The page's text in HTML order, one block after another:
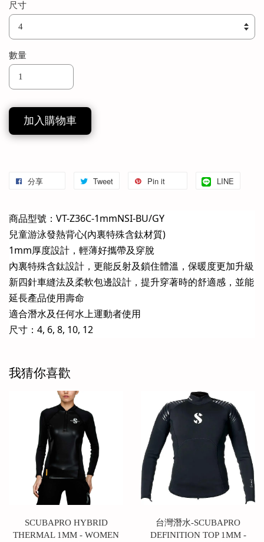
尺寸
數量
加入購物車
分享 Tweet Pin it LINE
商品型號：VT-Z36C-1mmNSI-BU/GY
兒童游泳發熱背心(內裏特殊含鈦材質)
1mm厚度設計，輕薄好攜帶及穿脫
內裏特殊含鈦設計，更能反射及鎖住體溫，保暖度更加升級
新四針車縫法及柔軟包邊設計，提升穿著時的舒適感，並能
延長產品使用壽命
適合潛水及任何水上運動者使用
尺寸：4, 6, 8, 10, 12
我猜你喜歡
SCUBAPRO HYBRID
THERMAL 1MM - WOMEN
台灣潛水-SCUBAPRO
DEFINITION TOP 1MM -